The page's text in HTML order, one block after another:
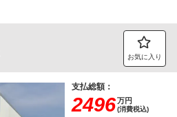
お気に入り
支払総額：
2496万円
(消費税込)